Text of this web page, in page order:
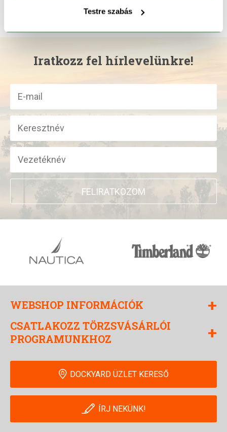
Testre szabás
Iratkozz fel hírlevelünkre!
FELIRATKOZOM
WEBSHOP INFORMÁCIÓK +
CSATLAKOZZ TÖRZSVÁSÁRLÓI
PROGRAMUNKHOZ
+
DOCKYARD ÜZLET KERESŐ
ÍRJ NEKÜNK!